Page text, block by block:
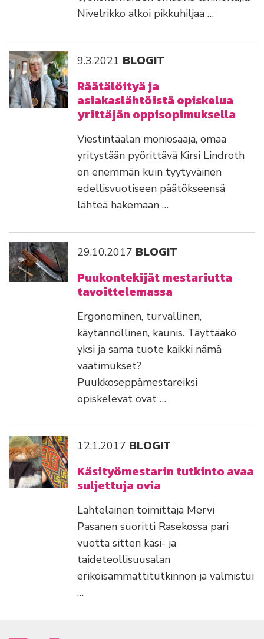
Nivelrikko alkoi pikkuhiljaa …
9.3.2021 BLOGIT
Räätälöityä ja
asiakaslähtöistä opiskelua
yrittäjän oppisopimuksella
Viestintäalan moniosaaja, omaa
yritystään pyörittävä Kirsi Lindroth
on enemmän kuin tyytyväinen
edellisvuotiseen päätökseensä
lähteä hakemaan …
29.10.2017 BLOGIT
Puukontekijät mestariutta
tavoittelemassa
Ergonominen, turvallinen,
käytännöllinen, kaunis. Täyttääkö
yksi ja sama tuote kaikki nämä
vaatimukset?
Puukkoseppämestareiksi
opiskelevat ovat …
12.1.2017 BLOGIT
Käsityömestarin tutkinto avaa
suljettuja ovia
Lahtelainen toimittaja Mervi
Pasanen suoritti Rasekossa pari
vuotta sitten käsi- ja
taideteollisuusalan
erikoisammattitutkinnon ja valmistui
…